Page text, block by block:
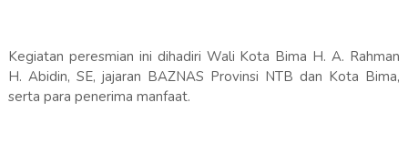
Kegiatan peresmian ini dihadiri Wali Kota Bima H. A. Rahman
H. Abidin, SE, jajaran BAZNAS Provinsi NTB dan Kota Bima,
serta para penerima manfaat.